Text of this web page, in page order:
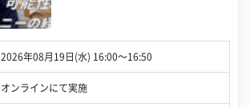
2026年08月19日(水) 16:00〜16:50
オンラインにて実施